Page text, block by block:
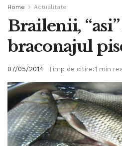
Home Actualitate
Brailenii,
braconajul
07/05/2014 Timp de citire:1 min